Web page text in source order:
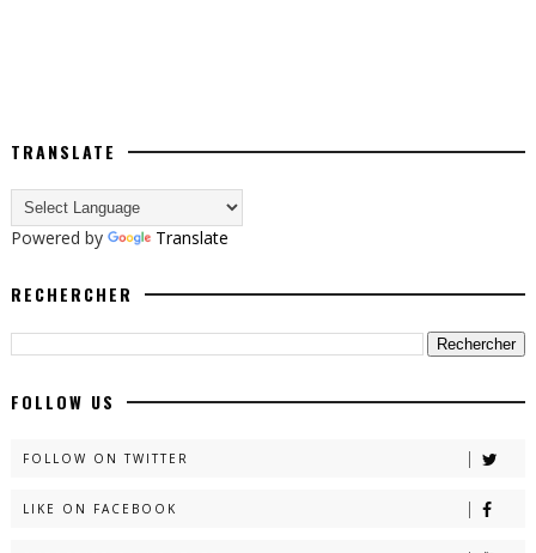
TRANSLATE
Powered by Translate
RECHERCHER
FOLLOW US
FOLLOW ON TWITTER
LIKE ON FACEBOOK